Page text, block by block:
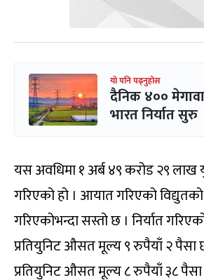
यो पनि पढ्नुहोस
दैनिक ४००
भारत निर्यात सुरु
यस अवधिमा १ अर्ब ४९ करोड २९ लाख
गरिएको हो । आयात गरिएको
गरिएकोभन्दा सस्तो छ । निर्यात
प्रतियुनिट औसत मूल्य ९ रुपैयाँ २
प्रतियुनिट औसत मूल्य ८ रुपैयाँ ३८